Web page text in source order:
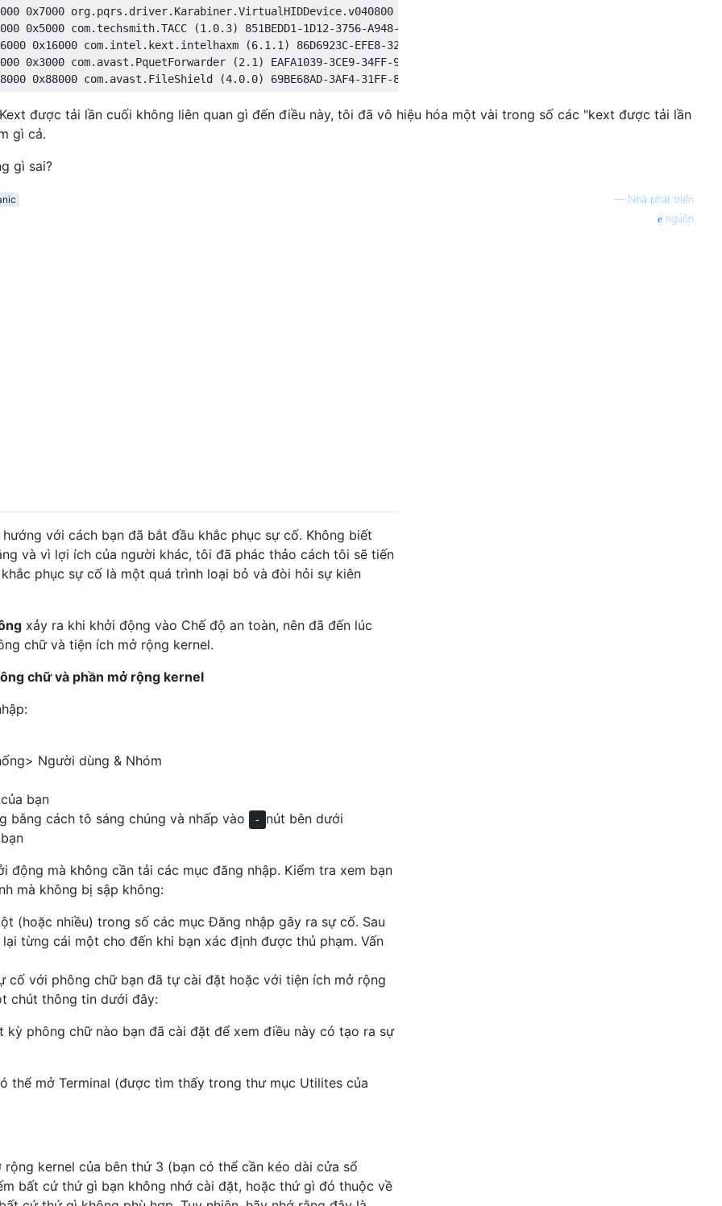
(Mac-06F11F11946D27C5)
tính bằng nano giây: 175347811394
com.avast.FileShield 4.0.0 (addr 0xffffff7f97750000, kích thước 577536)
4.8.0
1.0.0
111.2
3.6.4
7.0.0
280.12
10.3.0
3.16.2
MFG 1220.28.1a3
1.6.0
3.1.1
170.10.2
6.0.2f2
6.01.2
1
6.0.2f2
3.16.21
1220.28.1a3
4.1.0
10.3.0
4.0.0
404.30.2
439.30.4
439.30.4
127
127
3.0.1
1.0.0d1
161.0.0
6.1
0x7000 org.pqrs.driver.Karabiner.VirtualHIDDevice.v040800 (4.8.0) E93C6B3D-9BBE-3579-97E1-4B6F51B8A527
0x5000 com.techsmith.TACC (1.0.3) 851BEDD1-1D12-3756-A948-978610078DEF
0x16000 com.intel.kext.intelhaxm (6.1.1) 86D6923C-EFE8-32E3-89BE-95C6A5EC5611
0x3000 com.avast.PquetForwarder (2.1) EAFA1039-3CE9-34FF-9A87-B1454A03229E
được tải lần cuối không liên quan gì đến điều này, tôi đã vô hiệu hóa một vài trong số các "kext được tải lần
gì cả.
gì sai?
— Nhà phát triển
nguồn
với cách bạn đã bắt đầu khắc phục sự cố. Không biết
và vì lợi ích của người khác, tôi đã phác thảo cách tôi sẽ tiến
phục sự cố là một quá trình loại bỏ và đòi hỏi sự kiên
xảy ra khi khởi động vào Chế độ an toàn, nên đã đến lúc
chữ và tiện ích mở rộng kernel.
chữ và phần mở rộng kernel
Người dùng & Nhóm
bạn
bằng cách tô sáng chúng và nhấp vào
-
nút bên dưới
động mà không cần tải các mục đăng nhập. Kiểm tra xem bạn
mà không bị sập không:
(hoặc nhiều) trong số các mục Đăng nhập gây ra sự cố. Sau
từng cái một cho đến khi bạn xác định được thủ phạm. Vấn
cố với phông chữ bạn đã tự cài đặt hoặc với tiện ích mở rộng
chút thông tin dưới đây:
kỳ phông chữ nào bạn đã cài đặt để xem điều này có tạo ra sự
thể mở Terminal (được tìm thấy trong thư mục Utilites của
kernel của bên thứ 3 (bạn có thể cần kéo dài cửa sổ
bất cứ thứ gì bạn không nhớ cài đặt, hoặc thứ gì đó thuộc về